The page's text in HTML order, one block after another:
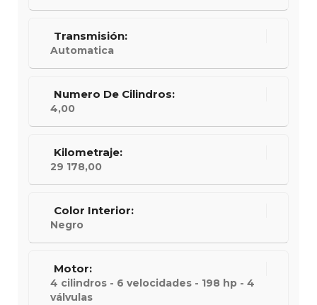
Transmisión:
Automatica
Numero De Cilindros:
4,00
Kilometraje:
29 178,00
Color Interior:
Negro
Motor:
4 cilindros - 6 velocidades - 198 hp - 4
válvulas